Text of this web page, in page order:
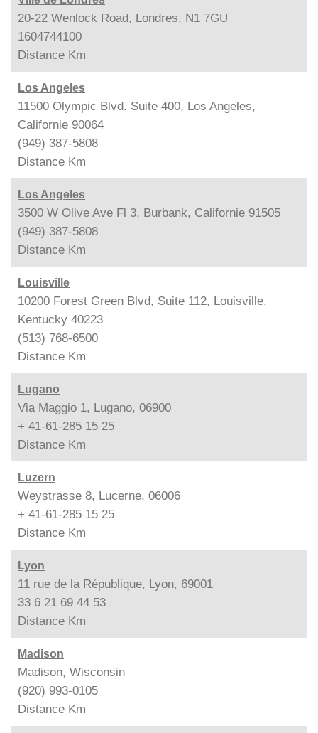
20-22 Wenlock Road, Londres, N1 7GU
1604744100
Distance Km
Los Angeles
11500 Olympic Blvd. Suite 400, Los Angeles,
Californie 90064
(949) 387-5808
Distance Km
Los Angeles
3500 W Olive Ave Fl 3, Burbank, Californie 91505
(949) 387-5808
Distance Km
Louisville
10200 Forest Green Blvd, Suite 112, Louisville,
Kentucky 40223
(513) 768-6500
Distance Km
Lugano
Via Maggio 1, Lugano, 06900
+ 41-61-285 15 25
Distance Km
Luzern
Weystrasse 8, Lucerne, 06006
+ 41-61-285 15 25
Distance Km
Lyon
11 rue de la République, Lyon, 69001
33 6 21 69 44 53
Distance Km
Madison
Madison, Wisconsin
(920) 993-0105
Distance Km